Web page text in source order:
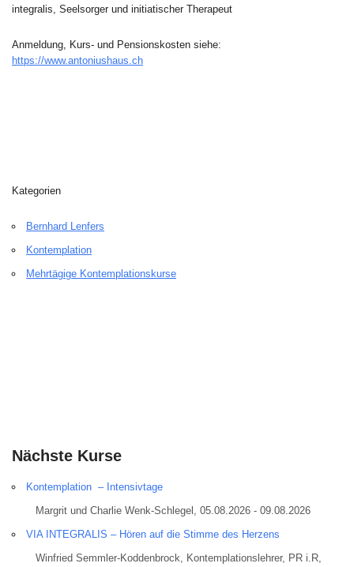
integralis, Seelsorger und initiatischer Therapeut
Anmeldung, Kurs- und Pensionskosten siehe:
https://www.antoniushaus.ch
Kategorien
Bernhard Lenfers
Kontemplation
Mehrtägige Kontemplationskurse
Nächste Kurse
Kontemplation – Intensivtage
Margrit und Charlie Wenk-Schlegel, 05.08.2026 - 09.08.2026
VIA INTEGRALIS – Hören auf die Stimme des Herzens
Winfried Semmler-Koddenbrock, Kontemplationslehrer, PR i.R,